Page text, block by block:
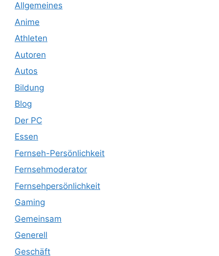
Allgemeines
Anime
Athleten
Autoren
Autos
Bildung
Blog
Der PC
Essen
Fernseh-Persönlichkeit
Fernsehmoderator
Fernsehpersönlichkeit
Gaming
Gemeinsam
Generell
Geschäft